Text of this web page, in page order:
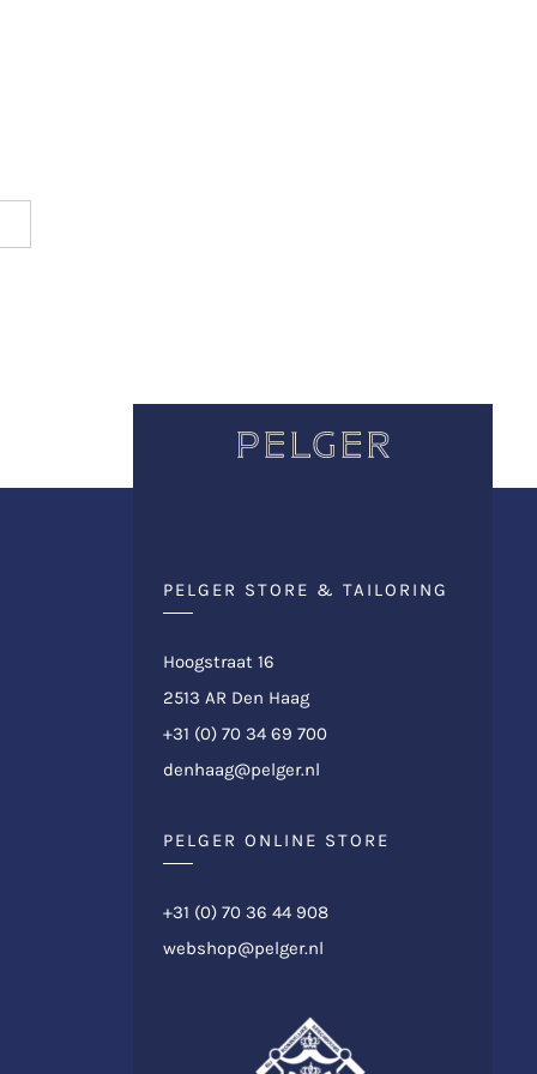
PELGER STORE & TAILORING
Hoogstraat 16
2513 AR Den Haag
+31 (0) 70 34 69 700
denhaag@pelger.nl
PELGER ONLINE STORE
+31 (0) 70 36 44 908
webshop@pelger.nl